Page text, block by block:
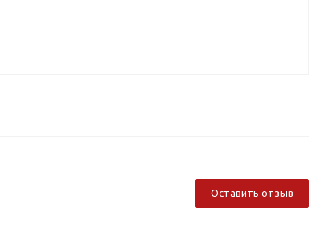
Оставить отзыв